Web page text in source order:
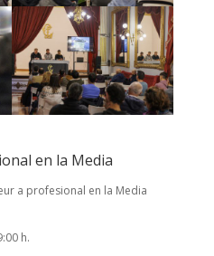
en la Media
a profesional en la Media
h.